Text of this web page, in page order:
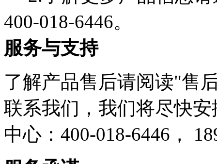
400-018-6446。
服务与支持
了解产品售后请阅读"售
联系我们，我们将尽快
中心：400-018-6446，